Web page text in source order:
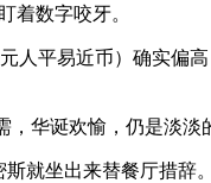
着数字咬牙。
平易近币）确实偏
华诞欢愉，仍是淡淡
坐出来替餐厅措辞